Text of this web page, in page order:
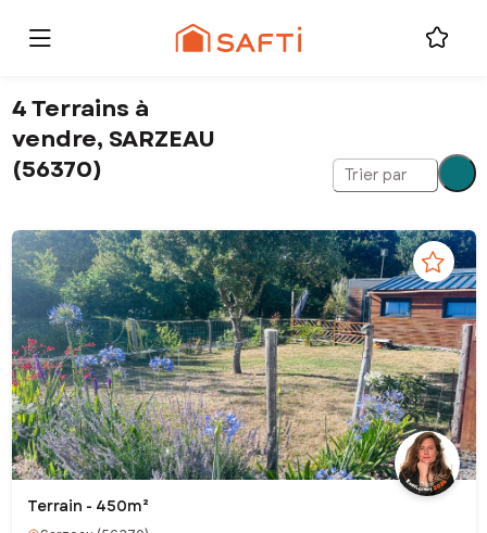
4 Terrains à
vendre, SARZEAU
(56370)
Trier par
Terrain - 450m²